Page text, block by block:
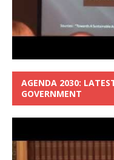
AGENDA 2030:
GOVERNMENT